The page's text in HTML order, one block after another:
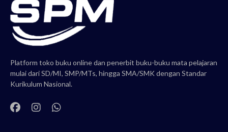
Platform toko buku online dan penerbit buku-buku mata pelajaran
mulai dari SD/MI, SMP/MTs, hingga SMA/SMK dengan Standar
Kurikulum Nasional.